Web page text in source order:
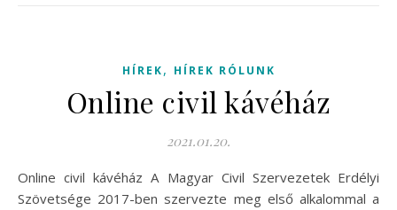
HÍREK, HÍREK RÓLUNK
Online civil kávéház
2021.01.20.
Online civil kávéház A Magyar Civil Szervezetek Erdélyi
Szövetsége 2017-ben szervezte meg első alkalommal a